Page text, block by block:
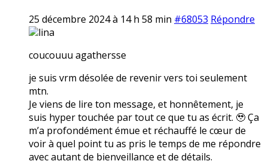
25 décembre 2024 à 14 h 58 min #68053 Répondre
lina
coucouuu agathersse
je suis vrm désolée de revenir vers toi seulement
mtn.
Je viens de lire ton message, et honnêtement, je
suis hyper touchée par tout ce que tu as écrit. 🥹 Ça
m’a profondément émue et réchauffé le cœur de
voir à quel point tu as pris le temps de me répondre
avec autant de bienveillance et de détails.